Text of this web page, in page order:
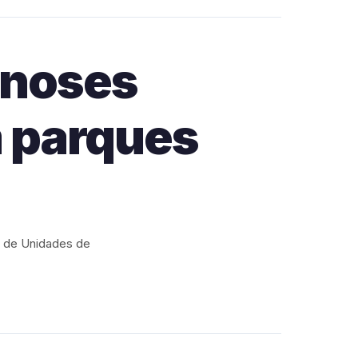
parques
Unidades de